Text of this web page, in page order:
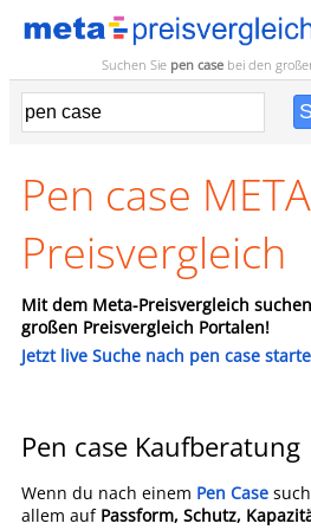
Suchen Sie pen case bei den
Pen case META
Preisvergleich
Mit dem Meta-Preisvergleich
großen Preisvergleich Portalen!
Jetzt live Suche nach pen case
Pen case Kaufberatung
Wenn du nach einem Pen Case
allem auf Passform, Schutz,